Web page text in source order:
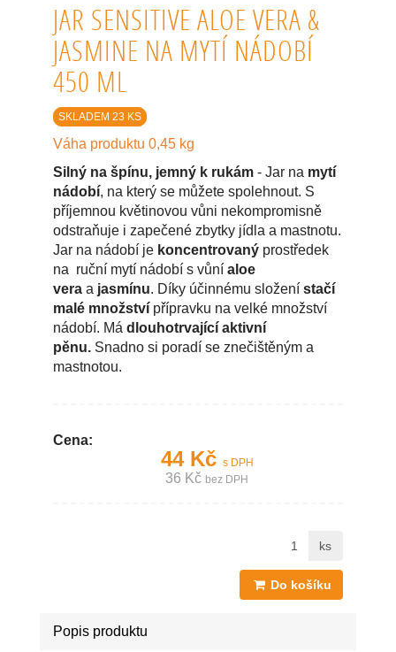
JAR SENSITIVE ALOE VERA &
JASMINE NA MYTÍ NÁDOBÍ
450 ML
SKLADEM 23 KS
Váha produktu 0,45 kg
Silný na špínu, jemný k rukám - Jar na mytí
nádobí, na který se můžete spolehnout. S
příjemnou květinovou vůni nekompromisně
odstraňuje i zapečené zbytky jídla a mastnotu.
Jar na nádobí je koncentrovaný prostředek
na ruční mytí nádobí s vůní aloe
vera a jasmínu. Díky účinnému složení stačí
malé množství přípravku na velké množství
nádobí. Má dlouhotrvající aktivní
pěnu. Snadno si poradí se znečištěným a
mastnotou.
Cena:
44 Kč s DPH
36 Kč bez DPH
ks
Do košíku
Popis produktu